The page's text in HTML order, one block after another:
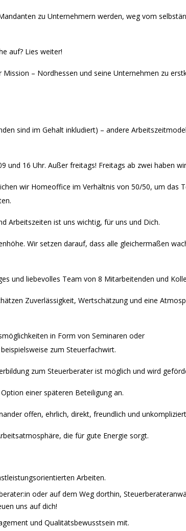
zu Unternehmern werden, weg vom
auf? Lies weiter!
Mission – Nordhessen und seine Unternehmen zu
sind im Gehalt inkludiert) – andere
und 16 Uhr. Außer freitags! Freitags ab zwei haben
wir Homeoffice im Verhältnis von 50/50, um das
Arbeitszeiten ist uns wichtig, für uns und Dich.
Wir setzen darauf, dass alle gleichermaßen
und liebevolles Team von 8 Mitarbeitenden und
Zuverlässigkeit, Wertschätzung und eine
in Form von Seminaren oder
zum Steuerfachwirt.
zum Steuerberater ist möglich und wird
einer späteren Beteiligung an.
offen, ehrlich, direkt, freundlich und
die für gute Energie sorgt.
Arbeiten.
oder auf dem Weg dorthin,
uns auf dich!
und Qualitätsbewusstsein mit.